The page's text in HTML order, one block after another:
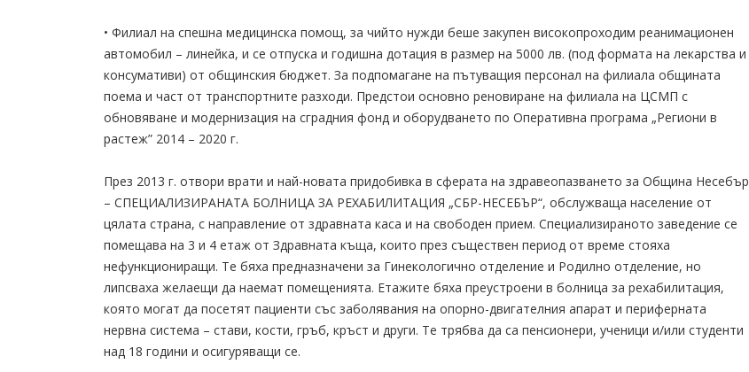
• Филиал на спешна медицинска помощ, за чийто нужди беше закупен високопроходим реанимационен
автомобил – линейка, и се отпуска и годишна дотация в размер на 5000 лв. (под формата на лекарства и
консумативи) от общинския бюджет. За подпомагане на пътуващия персонал на филиала общината
поема и част от транспортните разходи. Предстои основно реновиране на филиала на ЦСМП с
обновяване и модернизация на сградния фонд и оборудването по Оперативна програма „Региони в
растеж” 2014 – 2020 г.
През 2013 г. отвори врати и най-новата придобивка в сферата на здравеопазването за Община Несебър
– СПЕЦИАЛИЗИРАНАТА БОЛНИЦА ЗА РЕХАБИЛИТАЦИЯ „СБР-НЕСЕБЪР“, обслужваща население от
цялата страна, с направление от здравната каса и на свободен прием. Специализираното заведение се
помещава на 3 и 4 етаж от Здравната къща, които през съществен период от време стояха
нефункциониращи. Те бяха предназначени за Гинекологично отделение и Родилно отделение, но
липсваха желаещи да наемат помещенията. Етажите бяха преустроени в болница за рехабилитация,
която могат да посетят пациенти със заболявания на опорно-двигателния апарат и периферната
нервна система – стави, кости, гръб, кръст и други. Те трябва да са пенсионери, ученици и/или студенти
над 18 години и осигуряващи се.